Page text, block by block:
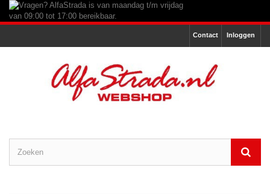
Inloggen
Contact